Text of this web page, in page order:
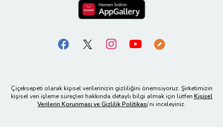
Çiçeksepeti olarak kişisel verilerinizin gizliliğini önemsiyoruz. Şirketimizin
kişisel veri işleme süreçleri hakkında detaylı bilgi almak için lütfen Kişisel
Verilerin Korunması ve Gizlilik Politikası’nı inceleyiniz.